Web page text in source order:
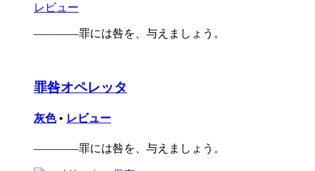
レビュー
――――罪には咎を、与えましょう。
罪咎オペレッタ
灰色 • レビュー
――――罪には咎を、与えましょう。